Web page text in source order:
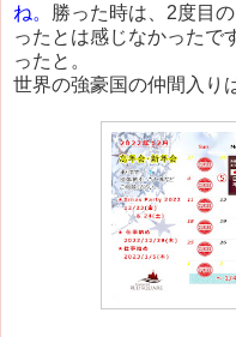
ね。 勝った時は、2度目
ったとは感じなかったで
ったと。
世界の強豪国の仲間入り